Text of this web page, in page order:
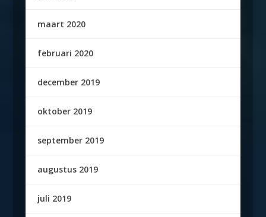
maart 2020
februari 2020
december 2019
oktober 2019
september 2019
augustus 2019
juli 2019